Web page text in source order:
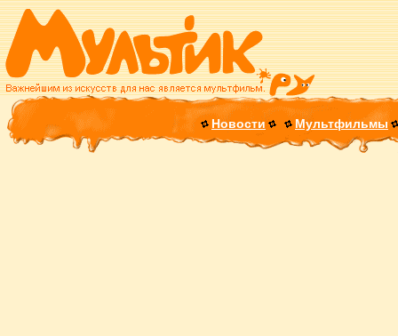
Новости Мультфильмы